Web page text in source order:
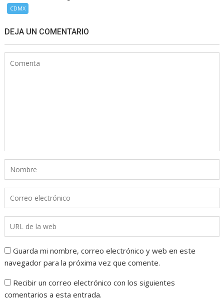
CDMX
DEJA UN COMENTARIO
Guarda mi nombre, correo electrónico y web en este
navegador para la próxima vez que comente.
Recibir un correo electrónico con los siguientes
comentarios a esta entrada.